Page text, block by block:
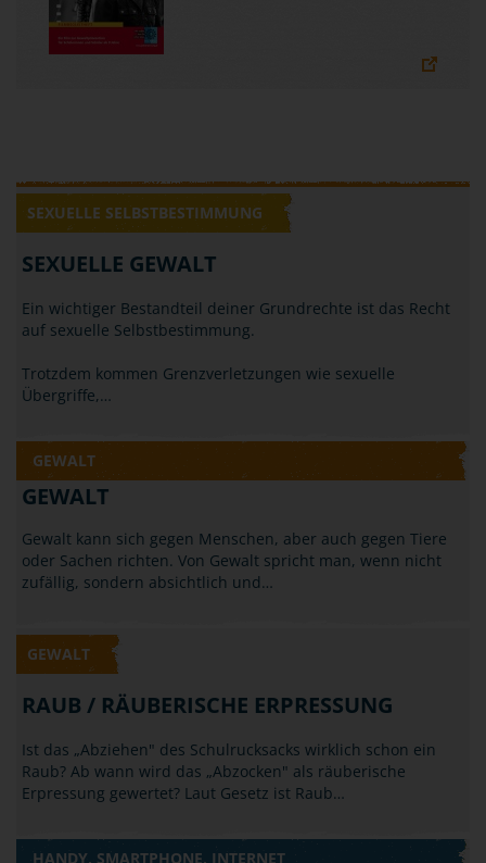
SEXUELLE SELBSTBESTIMMUNG
SEXUELLE GEWALT
Ein wichtiger Bestandteil deiner Grundrechte ist das Recht
auf sexuelle Selbstbestimmung.
Trotzdem kommen Grenzverletzungen wie sexuelle
Übergriffe,…
GEWALT
GEWALT
Gewalt kann sich gegen Menschen, aber auch gegen Tiere
oder Sachen richten. Von Gewalt spricht man, wenn nicht
zufällig, sondern absichtlich und…
GEWALT
RAUB / RÄUBERISCHE ERPRESSUNG
Ist das „Abziehen" des Schulrucksacks wirklich schon ein
Raub? Ab wann wird das „Abzocken" als räuberische
Erpressung gewertet? Laut Gesetz ist Raub…
HANDY, SMARTPHONE, INTERNET